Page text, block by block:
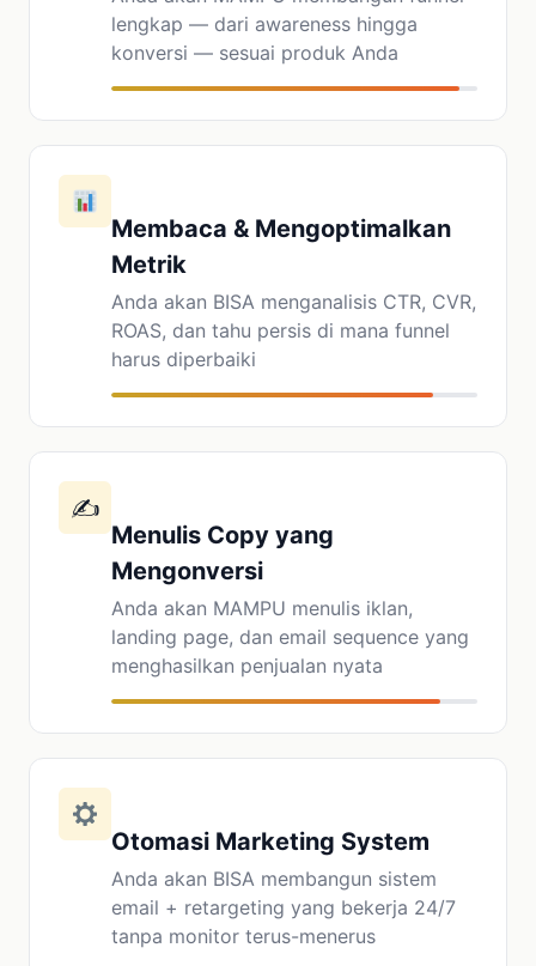
lengkap — dari awareness hingga
konversi — sesuai produk Anda
Membaca & Mengoptimalkan
Metrik
Anda akan BISA menganalisis CTR, CVR,
ROAS, dan tahu persis di mana funnel
harus diperbaiki
✍️
Menulis Copy yang
Mengonversi
Anda akan MAMPU menulis iklan,
landing page, dan email sequence yang
menghasilkan penjualan nyata
Otomasi Marketing System
Anda akan BISA membangun sistem
email + retargeting yang bekerja 24/7
tanpa monitor terus-menerus